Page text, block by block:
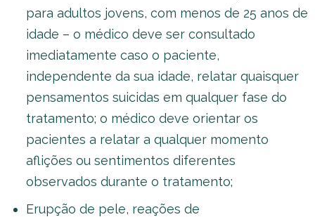
para adultos jovens, com menos de 25 anos de
idade – o médico deve ser consultado
imediatamente caso o paciente,
independente da sua idade, relatar quaisquer
pensamentos suicidas em qualquer fase do
tratamento; o médico deve orientar os
pacientes a relatar a qualquer momento
aflições ou sentimentos diferentes
observados durante o tratamento;
Erupção de pele, reações de